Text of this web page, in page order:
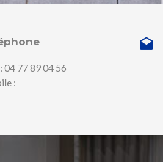
04 77 89 04 56
: